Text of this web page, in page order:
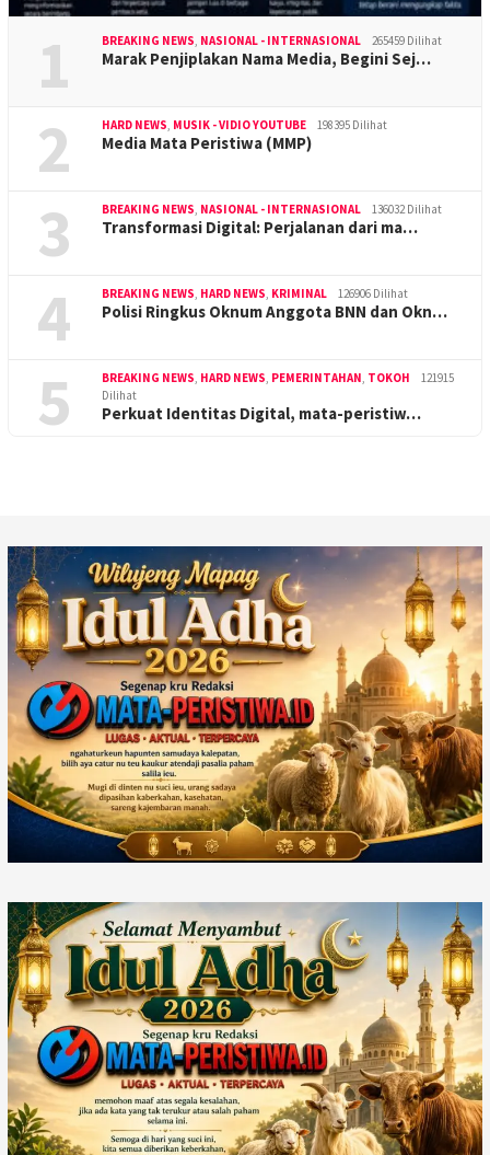
1 BREAKING NEWS, NASIONAL - INTERNASIONAL 265459 Dilihat
Marak Penjiplakan Nama Media, Begini Sej…
2 HARD NEWS, MUSIK - VIDIO YOUTUBE 198395 Dilihat
Media Mata Peristiwa (MMP)
3 BREAKING NEWS, NASIONAL - INTERNASIONAL 136032 Dilihat
Transformasi Digital: Perjalanan dari ma…
4 BREAKING NEWS, HARD NEWS, KRIMINAL 126906 Dilihat
Polisi Ringkus Oknum Anggota BNN dan Okn…
5 BREAKING NEWS, HARD NEWS, PEMERINTAHAN, TOKOH
121915
Dilihat
Perkuat Identitas Digital, mata-peristiw…